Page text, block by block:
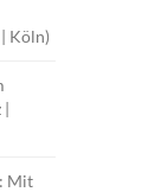
Köln)
|
Mit